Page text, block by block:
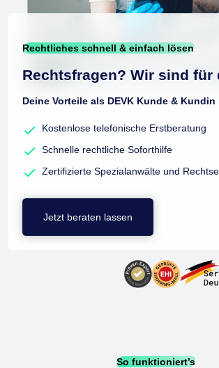
Rechtliches schnell & einfach lösen
Rechtsfragen? Wir sind für
Deine Vorteile als DEVK Kunde & Kundin
Kostenlose telefonische Erstberatung
Schnelle rechtliche Soforthilfe
Zertifizierte Spezialanwälte und
Jetzt beraten lassen
So funktioniert’s